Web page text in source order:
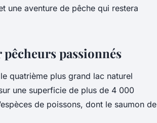
une aventure de pêche qui restera
passionnés
quatrième plus grand lac naturel
une superficie de plus de 4 000
de poissons, dont le saumon de